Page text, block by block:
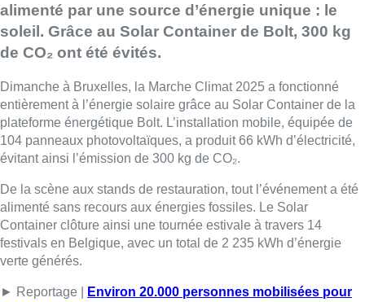
alimenté par une source d’énergie unique : le
soleil. Grâce au Solar Container de Bolt, 300 kg
de CO₂ ont été évités.
Dimanche à Bruxelles, la Marche Climat 2025 a fonctionné
entièrement à l’énergie solaire grâce au Solar Container de la
plateforme énergétique Bolt. L’installation mobile, équipée de
104 panneaux photovoltaïques, a produit 66 kWh d’électricité,
évitant ainsi l’émission de 300 kg de CO₂.
De la scène aux stands de restauration, tout l’événement a été
alimenté sans recours aux énergies fossiles. Le Solar
Container clôture ainsi une tournée estivale à travers 14
festivals en Belgique, avec un total de 2 235 kWh d’énergie
verte générés.
► Reportage |
Environ 20.000 personnes mobilisées pour